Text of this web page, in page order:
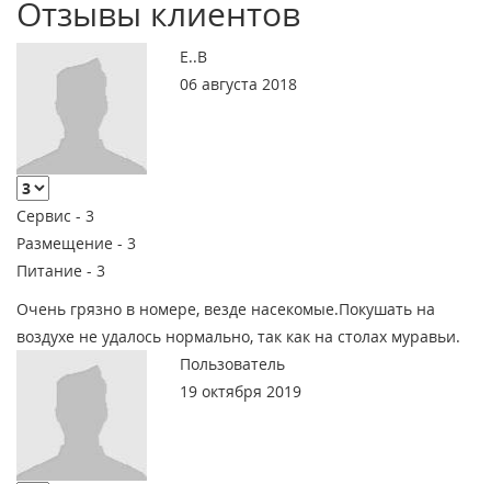
Отзывы клиентов
Е..В
06 августа 2018
Сервис - 3
Размещение - 3
Питание - 3
Очень грязно в номере, везде насекомые.Покушать на
воздухе не удалось нормально, так как на столах муравьи.
Пользователь
19 октября 2019